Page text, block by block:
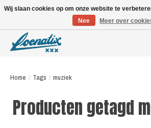
Home / Tags / muziek
Producten getagd
Wij slaan cookies op om onze website te
Nee
Meer over